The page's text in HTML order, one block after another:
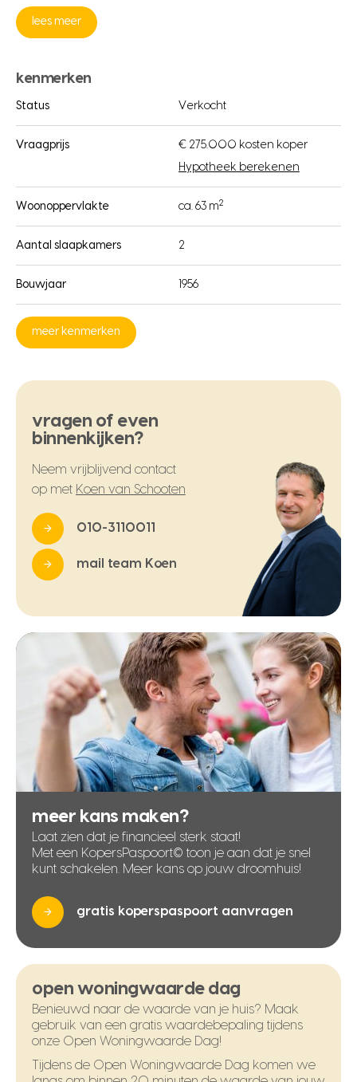
lees meer
kenmerken
Status Verkocht
Vraagprijs
€ 275.000 kosten koper
Hypotheek berekenen
Woonoppervlakte ca. 63 m2
Aantal slaapkamers 2
Bouwjaar 1956
meer kenmerken
vragen of even
binnenkijken?
Neem vrijblijvend contact
op met Koen van Schooten
010-3110011
mail team Koen
meer kans maken?
Laat zien dat je financieel sterk staat!
Met een KopersPaspoort© toon je aan dat je snel
kunt schakelen. Meer kans op jouw droomhuis!
gratis koperspaspoort aanvragen
open woningwaarde dag
Benieuwd naar de waarde van je huis? Maak
gebruik van een gratis waardebepaling tijdens
onze Open Woningwaarde Dag!
Tijdens de Open Woningwaarde Dag komen we